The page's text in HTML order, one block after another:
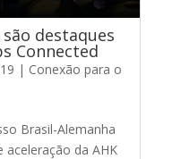
destaques
Connected
| Conexão para o
Brasil-Alemanha
da AHK